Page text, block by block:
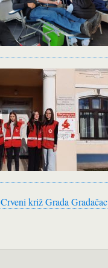
Crveni križ Grada Gradačac